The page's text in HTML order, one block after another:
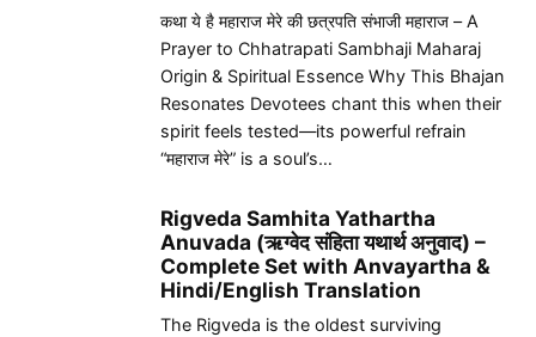
कथा ये है महाराज मेरे की छत्रपति संभाजी महाराज – A
Prayer to Chhatrapati Sambhaji Maharaj
Origin & Spiritual Essence Why This Bhajan
Resonates Devotees chant this when their
spirit feels tested—its powerful refrain
“महाराज मेरे” is a soul’s…
Rigveda Samhita Yathartha
Anuvada (ऋग्वेद संहिता यथार्थ अनुवाद) –
Complete Set with Anvayartha &
Hindi/English Translation
The Rigveda is the oldest surviving